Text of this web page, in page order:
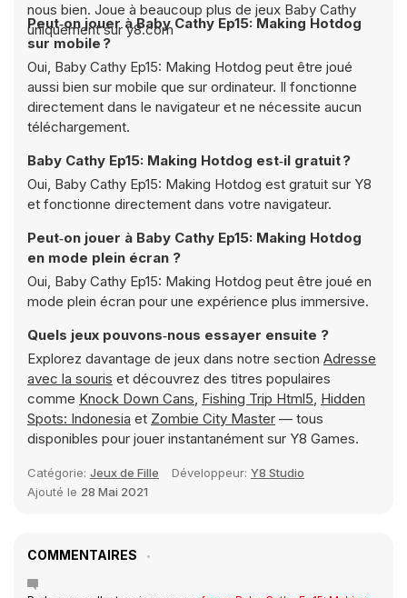
nous bien. Joue à beaucoup plus de jeux Baby Cathy
uniquement sur y8.com
Peut‑on jouer à Baby Cathy Ep15: Making Hotdog
sur mobile ?
Oui, Baby Cathy Ep15: Making Hotdog peut être joué
aussi bien sur mobile que sur ordinateur. Il fonctionne
directement dans le navigateur et ne nécessite aucun
téléchargement.
Baby Cathy Ep15: Making Hotdog est‑il gratuit ?
Oui, Baby Cathy Ep15: Making Hotdog est gratuit sur Y8
et fonctionne directement dans votre navigateur.
Peut‑on jouer à Baby Cathy Ep15: Making Hotdog
en mode plein écran ?
Oui, Baby Cathy Ep15: Making Hotdog peut être joué en
mode plein écran pour une expérience plus immersive.
Quels jeux pouvons‑nous essayer ensuite ?
Explorez davantage de jeux dans notre section Adresse
avec la souris et découvrez des titres populaires
comme Knock Down Cans, Fishing Trip Html5, Hidden
Spots: Indonesia et Zombie City Master — tous
disponibles pour jouer instantanément sur Y8 Games.
Catégorie: Jeux de Fille Développeur: Y8 Studio
Ajouté le 28 Mai 2021
COMMENTAIRES